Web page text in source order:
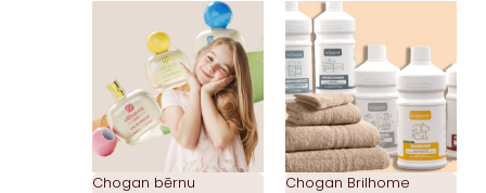
Chogan bērnu
Chogan Brilhome